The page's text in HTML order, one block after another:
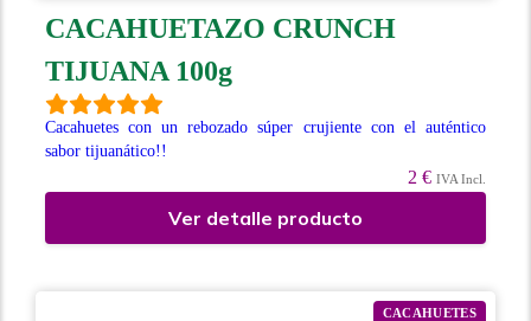
CACAHUETAZO CRUNCH
TIJUANA 100g
Cacahuetes con un rebozado súper crujiente con el auténtico
sabor tijuanático!!
2 € IVA Incl.
Ver detalle producto
CACAHUETES